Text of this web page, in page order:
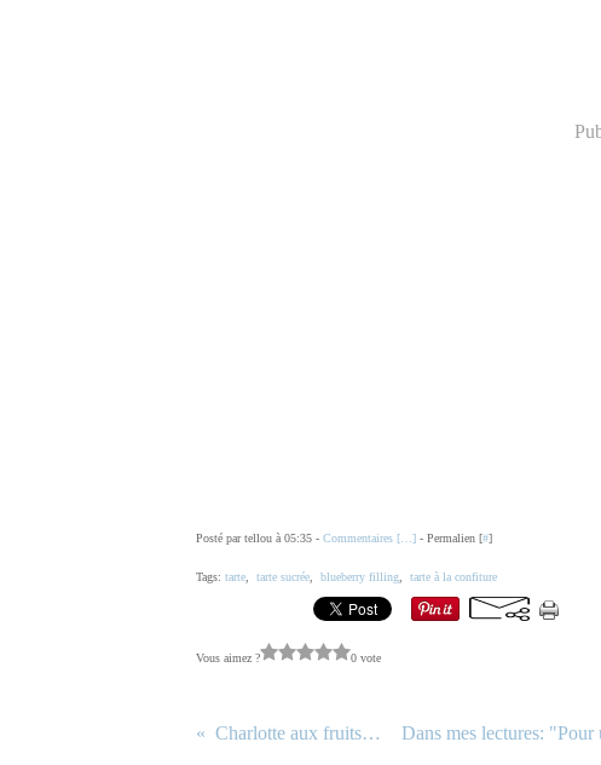
Posté par tellou à 05:35 - Commentaires [ ] - Permalien [#]
Tags: tarte tarte sucrée blueberry filling tarte à la confiture
Vous aimez ? 0 vote
Charlotte aux fruits rouges